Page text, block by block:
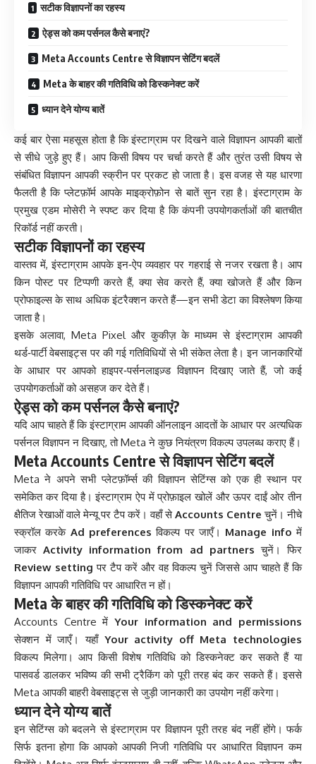
सटीक विज्ञापनों का रहस्य
ऐड्स को कम पर्सनल कैसे बनाएं?
Meta Accounts Centre से विज्ञापन सेटिंग बदलें
Meta के बाहर की गतिविधि को डिस्कनेक्ट करें
ध्यान देने योग्य बातें
कई बार ऐसा महसूस होता है कि इंस्टाग्राम पर दिखने वाले विज्ञापन आपकी बातों
से सीधे जुड़े हुए हैं। आप किसी विषय पर चर्चा करते हैं और तुरंत उसी विषय से
संबंधित विज्ञापन आपकी स्क्रीन पर प्रकट हो जाता है। इस वजह से यह धारणा
फैलती है कि प्लेटफ़ॉर्म आपके माइक्रोफ़ोन से बातें सुन रहा है। इंस्टाग्राम के
प्रमुख एडम मोसेरी ने स्पष्ट कर दिया है कि कंपनी उपयोगकर्ताओं की बातचीत
रिकॉर्ड नहीं करती।
सटीक विज्ञापनों का रहस्य
वास्तव में, इंस्टाग्राम आपके इन‑ऐप व्यवहार पर गहराई से नजर रखता है। आप
किन पोस्ट पर टिप्पणी करते हैं, क्या सेव करते हैं, क्या खोजते हैं और किन
प्रोफाइल्स के साथ अधिक इंटरैक्शन करते हैं—इन सभी डेटा का विश्लेषण किया
जाता है।
इसके अलावा, Meta Pixel और कुकीज़ के माध्यम से इंस्टाग्राम आपकी
थर्ड‑पार्टी वेबसाइट्स पर की गई गतिविधियों से भी संकेत लेता है। इन जानकारियों
के आधार पर आपको हाइपर‑पर्सनलाइज़्ड विज्ञापन दिखाए जाते हैं, जो कई
उपयोगकर्ताओं को असहज कर देते हैं।
ऐड्स को कम पर्सनल कैसे बनाएं?
यदि आप चाहते हैं कि इंस्टाग्राम आपकी ऑनलाइन आदतों के आधार पर अत्यधिक
पर्सनल विज्ञापन न दिखाए, तो Meta ने कुछ नियंत्रण विकल्प उपलब्ध कराए हैं।
Meta Accounts Centre से विज्ञापन सेटिंग बदलें
Meta ने अपने सभी प्लेटफ़ॉर्म्स की विज्ञापन सेटिंग्स को एक ही स्थान पर
समेकित कर दिया है। इंस्टाग्राम ऐप में प्रोफ़ाइल खोलें और ऊपर दाईं ओर तीन
क्षैतिज रेखाओं वाले मेन्यू पर टैप करें। वहाँ सेAccounts Centre चुनें। नीचे
स्क्रॉल करके Ad preferences विकल्प पर जाएँ। Manage info में
जाकरActivity information from ad partners चुनें। फिर
Review setting पर टैप करें और वह विकल्प चुनें जिससे आप चाहते हैं कि
विज्ञापन आपकी गतिविधि पर आधारित न हों।
Meta के बाहर की गतिविधि को डिस्कनेक्ट करें
Accounts Centre में Your information and permissions
सेक्शन में जाएँ। यहाँ Your activity off Meta technologies
विकल्प मिलेगा। आप किसी विशेष गतिविधि को डिस्कनेक्ट कर सकते हैं या
पासवर्ड डालकर भविष्य की सभी ट्रैकिंग को पूरी तरह बंद कर सकते हैं। इससे
Meta आपकी बाहरी वेबसाइट्स से जुड़ी जानकारी का उपयोग नहीं करेगा।
ध्यान देने योग्य बातें
इन सेटिंग्स को बदलने से इंस्टाग्राम पर विज्ञापन पूरी तरह बंद नहीं होंगे। फर्क
सिर्फ इतना होगा कि आपको आपकी निजी गतिविधि पर आधारित विज्ञापन कम